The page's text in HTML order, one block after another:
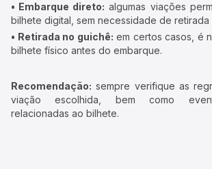
• Embarque direto: algumas viações
bilhete digital, sem necessidade de retirada
• Retirada no guichê: em certos casos, é
bilhete físico antes do embarque.
Recomendação: sempre verifique as
viação escolhida, bem como
relacionadas ao bilhete.